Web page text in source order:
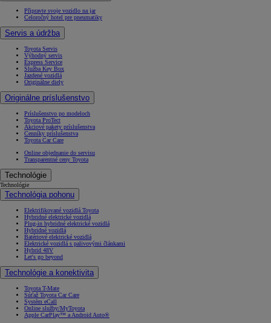
Připravte svoje vozidlo na jar
Celoročný hotel pre pneumatiky
Servis a údržba
Toyota Servis
Výhodný servis
Express Service
Služba Key Box
Jazdené vozidlá
Originálne diely
Originálne príslušenstvo
Príslušenstvo po modeloch
Toyota ProTect
Akciové pakety príslušenstva
Cenníky príslušenstva
Toyota Car Care
Online objednanie do servisu
Transparentné ceny Toyota
Technológie
Technológie
Technológia pohonu
Elektrifikované vozidlá Toyota
Hybridné elektrické vozidlá
Plug-in hybridné elektrické vozidlá
Hybridné vozidlá
Batériové elektrické vozidlá
Elektrické vozidlá s palivovými článkami
Hybrid 48V
Let's go beyond
Technológie a konektivita
Toyota T-Mate
Súťaž Toyota Car Care
Systém eCall
Online služby/MyToyota
Apple CarPlay™ a Android Auto®